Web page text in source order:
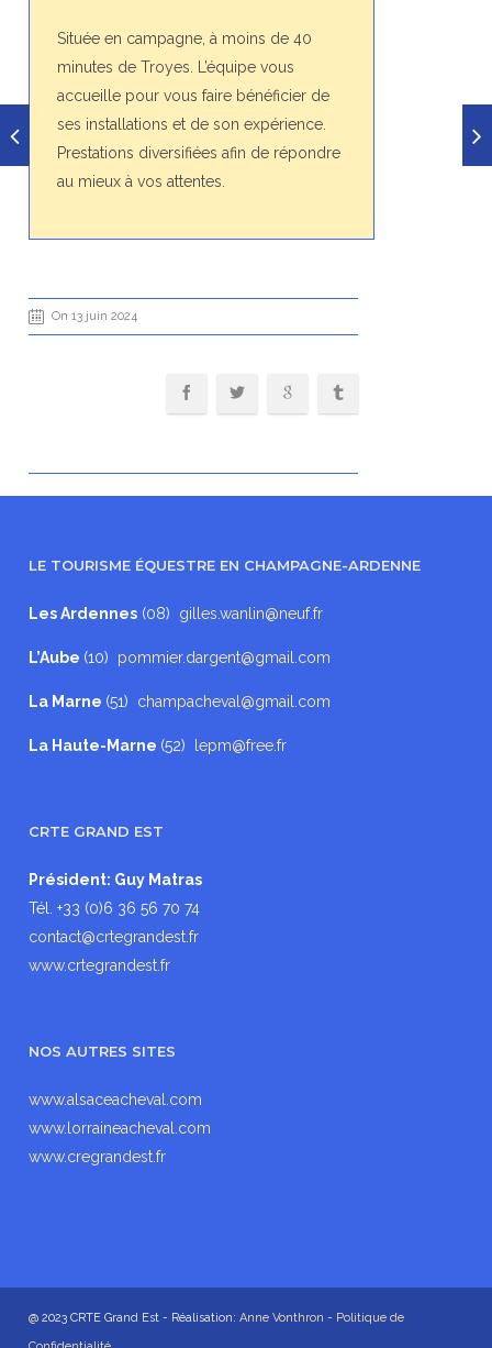
Située en campagne, à moins de 40
minutes de Troyes. L’équipe vous
accueille pour vous faire bénéficier de
ses installations et de son expérience.
Prestations diversifiées afin de répondre
au mieux à vos attentes.
On 13 juin 2024
LE TOURISME ÉQUESTRE EN CHAMPAGNE-ARDENNE
Les Ardennes (08) gilles.wanlin@neuf.fr
L’Aube (10) pommier.dargent@gmail.com
La Marne (51) champacheval@gmail.com
La Haute-Marne (52) lepm@free.fr
CRTE GRAND EST
Président: Guy Matras
Tél. +33 (0)6 36 56 70 74
contact@crtegrandest.fr
www.crtegrandest.fr
NOS AUTRES SITES
www.alsaceacheval.com
www.lorraineacheval.com
www.cregrandest.fr
@ 2023 CRTE Grand Est - Réalisation:Anne Vonthron - Politique de